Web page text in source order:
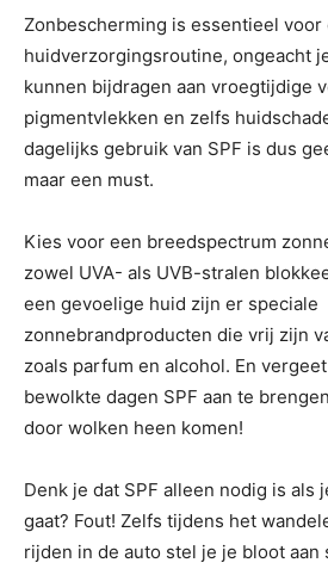
Zonbescherming is essentieel voor
huidverzorgingsroutine, ongeacht
kunnen bijdragen aan vroegtijdige
pigmentvlekken en zelfs
dagelijks gebruik van SPF is dus
maar een must.
Kies voor een breedspectrum
zowel UVA- als UVB-stralen
een gevoelige huid zijn er speciale
zonnebrandproducten die vrij zijn
zoals parfum en alcohol. En
bewolkte dagen SPF aan te
door wolken heen komen!
Denk je dat SPF alleen nodig is als
gaat? Fout! Zelfs tijdens het
rijden in de auto stel je je bloot aan